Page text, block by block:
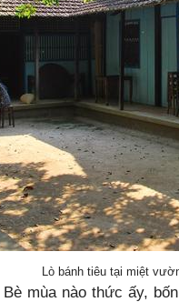
Lò bánh tiêu tại miệt
mùa nào thức ấy,